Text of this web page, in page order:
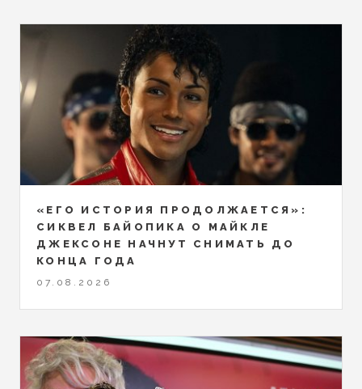
«ЕГО ИСТОРИЯ ПРОДОЛЖАЕТСЯ»:
СИКВЕЛ БАЙОПИКА О МАЙКЛЕ
ДЖЕКСОНЕ НАЧНУТ СНИМАТЬ ДО
КОНЦА ГОДА
07.08.2026